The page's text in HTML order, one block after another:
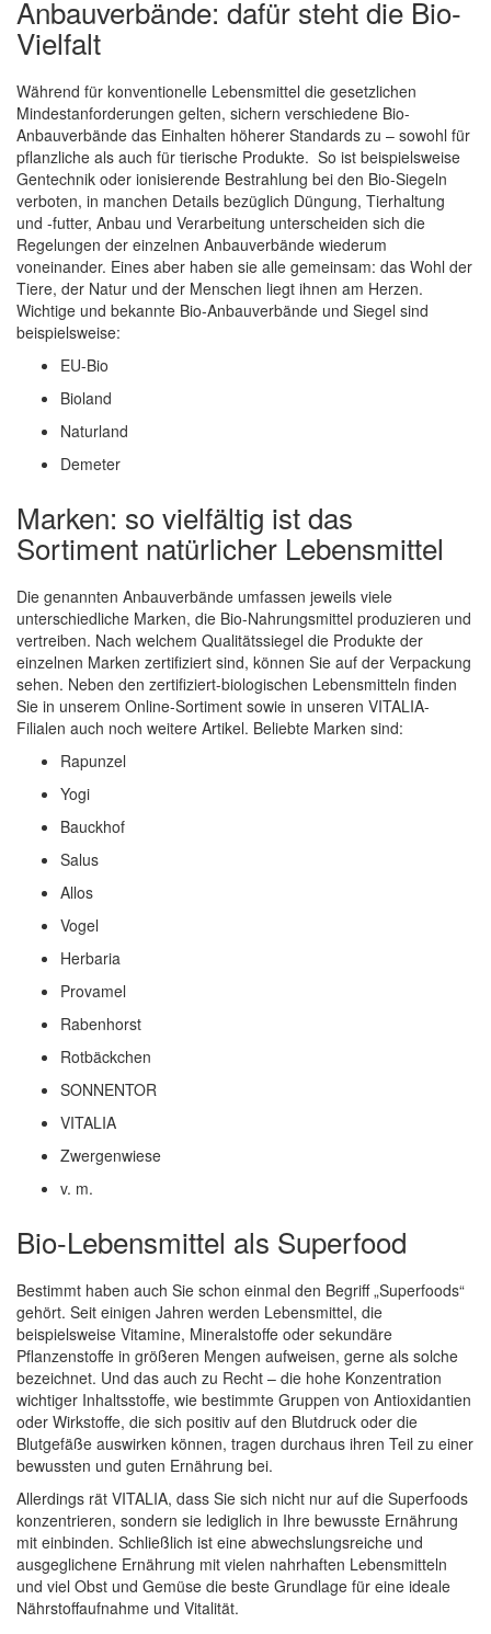
Anbauverbände: dafür steht die Bio-
Vielfalt
Während für konventionelle Lebensmittel die gesetzlichen
Mindestanforderungen gelten, sichern verschiedene Bio-
Anbauverbände das Einhalten höherer Standards zu – sowohl für
pflanzliche als auch für tierische Produkte. So ist beispielsweise
Gentechnik oder ionisierende Bestrahlung bei den Bio-Siegeln
verboten, in manchen Details bezüglich Düngung, Tierhaltung
und -futter, Anbau und Verarbeitung unterscheiden sich die
Regelungen der einzelnen Anbauverbände wiederum
voneinander. Eines aber haben sie alle gemeinsam: das Wohl der
Tiere, der Natur und der Menschen liegt ihnen am Herzen.
Wichtige und bekannte Bio-Anbauverbände und Siegel sind
beispielsweise:
EU-Bio
Bioland
Naturland
Demeter
Marken: so vielfältig ist das
Sortiment natürlicher Lebensmittel
Die genannten Anbauverbände umfassen jeweils viele
unterschiedliche Marken, die Bio-Nahrungsmittel produzieren und
vertreiben. Nach welchem Qualitätssiegel die Produkte der
einzelnen Marken zertifiziert sind, können Sie auf der Verpackung
sehen. Neben den zertifiziert-biologischen Lebensmitteln finden
Sie in unserem Online-Sortiment sowie in unseren VITALIA-
Filialen auch noch weitere Artikel. Beliebte Marken sind:
Rapunzel
Yogi
Bauckhof
Salus
Allos
Vogel
Herbaria
Provamel
Rabenhorst
Rotbäckchen
SONNENTOR
VITALIA
Zwergenwiese
v. m.
Bio-Lebensmittel als Superfood
Bestimmt haben auch Sie schon einmal den Begriff „Superfoods“
gehört. Seit einigen Jahren werden Lebensmittel, die
beispielsweise Vitamine, Mineralstoffe oder sekundäre
Pflanzenstoffe in größeren Mengen aufweisen, gerne als solche
bezeichnet. Und das auch zu Recht – die hohe Konzentration
wichtiger Inhaltsstoffe, wie bestimmte Gruppen von Antioxidantien
oder Wirkstoffe, die sich positiv auf den Blutdruck oder die
Blutgefäße auswirken können, tragen durchaus ihren Teil zu einer
bewussten und guten Ernährung bei.
Allerdings rät VITALIA, dass Sie sich nicht nur auf die Superfoods
konzentrieren, sondern sie lediglich in Ihre bewusste Ernährung
mit einbinden. Schließlich ist eine abwechslungsreiche und
ausgeglichene Ernährung mit vielen nahrhaften Lebensmitteln
und viel Obst und Gemüse die beste Grundlage für eine ideale
Nährstoffaufnahme und Vitalität.